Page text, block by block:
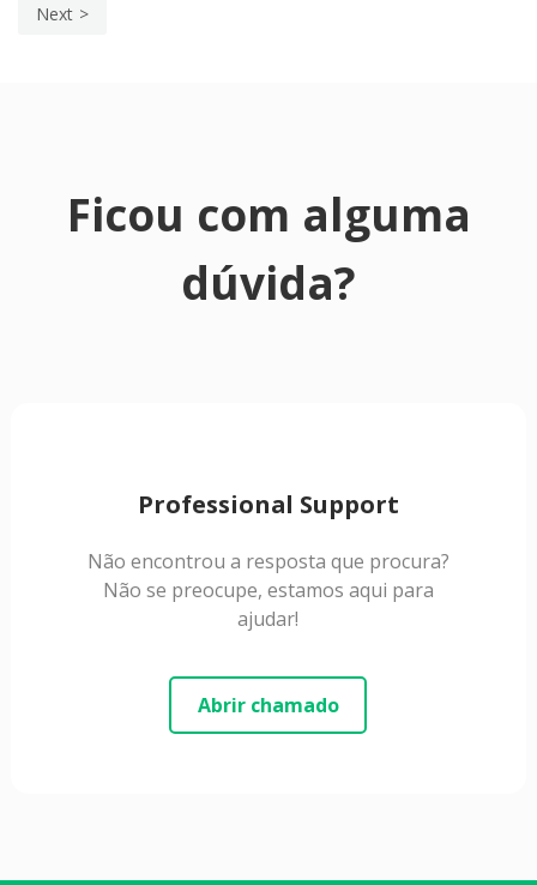
Next
Ficou com alguma
dúvida?
Professional Support
Não encontrou a resposta que procura?
Não se preocupe, estamos aqui para
ajudar!
Abrir chamado